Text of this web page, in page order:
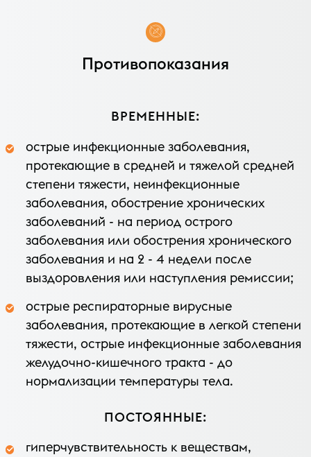
Противопоказания
ВРЕМЕННЫЕ:
острые инфекционные заболевания,
протекающие в средней и тяжелой средней
степени тяжести, неинфекционные
заболевания, обострение хронических
заболеваний - на период острого
заболевания или обострения хронического
заболевания и на 2 - 4 недели после
выздоровления или наступления ремиссии;
острые респираторные вирусные
заболевания, протекающие в легкой степени
тяжести, острые инфекционные заболевания
желудочно-кишечного тракта - до
нормализации температуры тела.
ПОСТОЯННЫЕ:
гиперчувствительность к веществам,